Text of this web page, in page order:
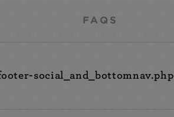
FAQS
social_and_bottomnav.php